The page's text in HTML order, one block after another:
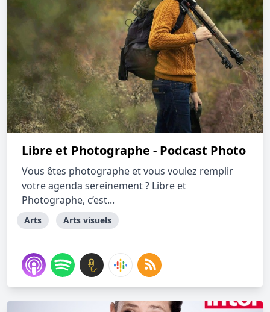
Libre et Photographe - Podcast Photo
Vous êtes photographe et vous voulez remplir
votre agenda sereinement ? Libre et
Photographe, c’est...
Arts Arts visuels